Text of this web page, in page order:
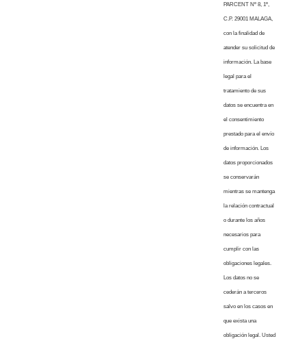
PARCENT Nº 8, 1º,
C.P. 29001 MALAGA,
con la finalidad de
atender su solicitud de
información. La base
legal para el
tratamiento de sus
datos se encuentra en
el consentimiento
prestado para el envío
de información. Los
datos proporcionados
se conservarán
mientras se mantenga
la relación contractual
o durante los años
necesarios para
cumplir con las
obligaciones legales.
Los datos no se
cederán a terceros
salvo en los casos en
que exista una
obligación legal. Usted